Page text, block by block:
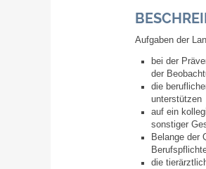
Aufgaben der
bei der
der
die
unterstützen
auf ein
sonstiger
Belange der
die